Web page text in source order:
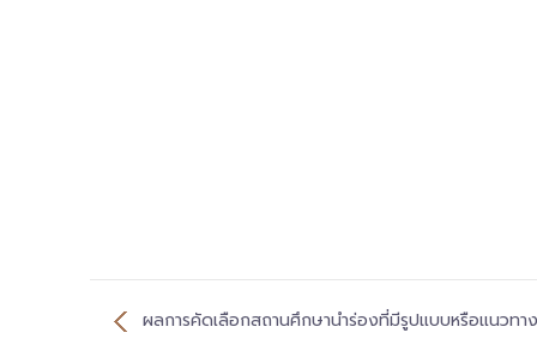
ผลการคัดเลือกสถานศึกษานำร่องที่มีรูปแบบหรือแนวทา